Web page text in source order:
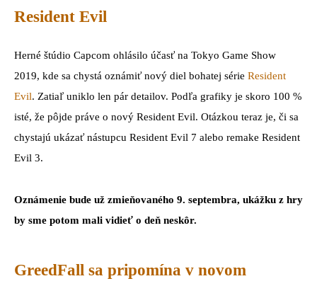
Resident Evil
Herné štúdio Capcom ohlásilo účasť na Tokyo Game Show
2019, kde sa chystá oznámiť nový diel bohatej série Resident
Evil. Zatiaľ uniklo len pár detailov. Podľa grafiky je skoro 100 %
isté, že pôjde práve o nový Resident Evil. Otázkou teraz je, či sa
chystajú ukázať nástupcu Resident Evil 7 alebo remake Resident
Evil 3.
Oznámenie bude už zmieňovaného 9. septembra, ukážku z hry
by sme potom mali vidieť o deň neskôr.
GreedFall sa pripomína v novom